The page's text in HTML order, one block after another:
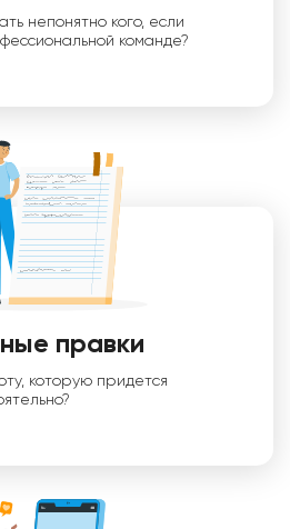
непонятно кого, если
команде?
правки
которую придется